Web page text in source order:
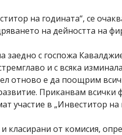
на годината“, се
на дейността на
заедно с госпожа
и с всяка
отново е да поощрим
Приканвам
участие в „Инвеститор
от комисия,